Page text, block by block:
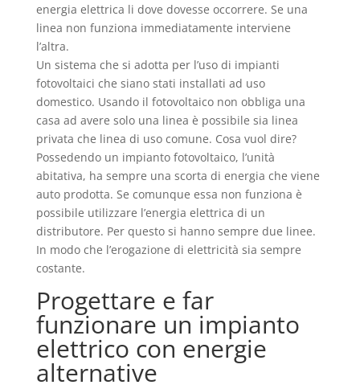
energia elettrica li dove dovesse occorrere. Se una
linea non funziona immediatamente interviene
l’altra.
Un sistema che si adotta per l’uso di impianti
fotovoltaici che siano stati installati ad uso
domestico. Usando il fotovoltaico non obbliga una
casa ad avere solo una linea è possibile sia linea
privata che linea di uso comune. Cosa vuol dire?
Possedendo un impianto fotovoltaico, l’unità
abitativa, ha sempre una scorta di energia che viene
auto prodotta. Se comunque essa non funziona è
possibile utilizzare l’energia elettrica di un
distributore. Per questo si hanno sempre due linee.
In modo che l’erogazione di elettricità sia sempre
costante.
Progettare e far
funzionare un impianto
elettrico con energie
alternative